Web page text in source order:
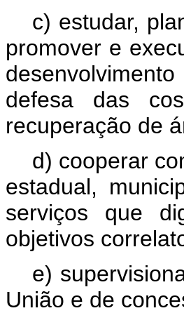
c) estudar,
promover e
defesa das
recuperação de
d) cooperar
estadual,
serviços que
objetivos
e)
União e de